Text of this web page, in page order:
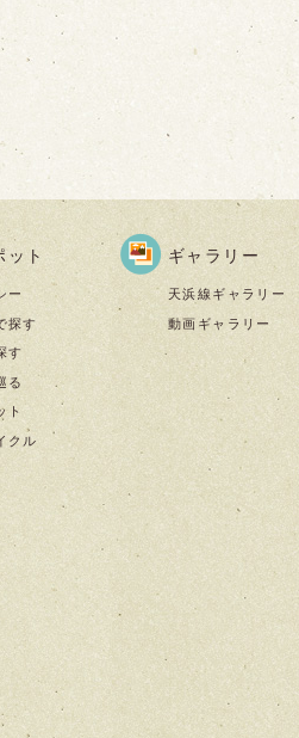
ット
ー
探す
す
る
ト
クル
ギャラリー
天浜線ギャラリー
動画ギャラリー